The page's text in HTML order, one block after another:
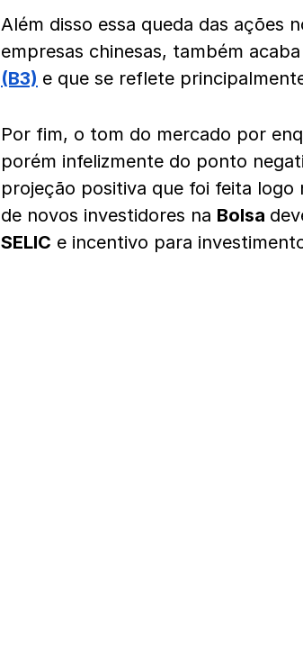
Além disso essa queda das ações
empresas chinesas, também
(B3) e que se reflete
Por fim, o tom do mercado por
porém infelizmente do ponto
projeção positiva que foi feita
de novos investidores na Bolsa
SELIC e incentivo para